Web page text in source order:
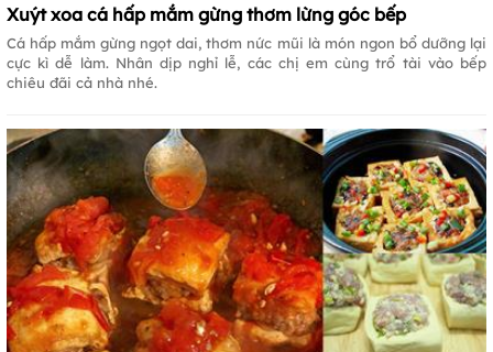
Xuýt xoa cá hấp mắm gừng thơm lừng góc bếp
Cá hấp mắm gừng ngọt dai, thơm nức mũi là món ngon bổ dưỡng lại
cực kì dễ làm. Nhân dịp nghỉ lễ, các chị em cùng trổ tài vào bếp
chiêu đãi cả nhà nhé.